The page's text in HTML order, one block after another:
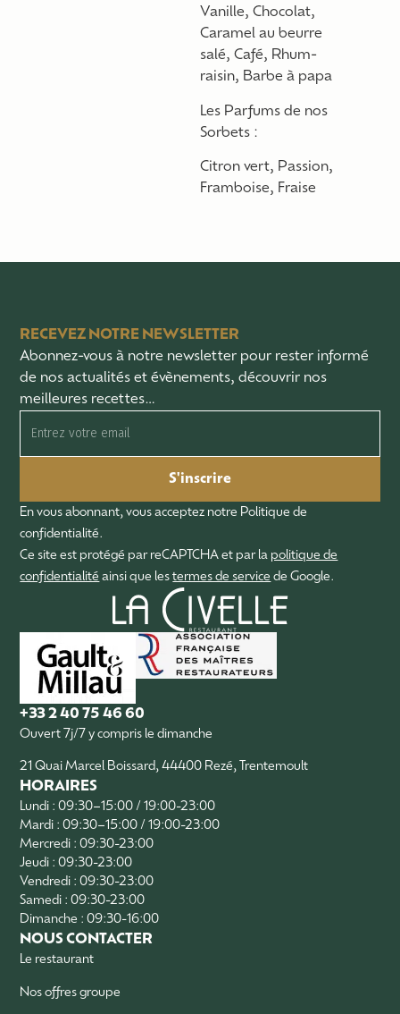
Vanille, Chocolat,
Caramel au beurre
salé, Café, Rhum-
raisin, Barbe à papa
Les Parfums de nos
Sorbets :
Citron vert, Passion,
Framboise, Fraise
RECEVEZ NOTRE NEWSLETTER
Abonnez-vous à notre newsletter pour rester informé
de nos actualités et évènements, découvrir nos
meilleures recettes…
S'inscrire
En vous abonnant, vous acceptez notre Politique de
confidentialité.
Ce site est protégé par reCAPTCHA et par la politique de
confidentialité ainsi que lestermes de service de Google.
+33 2 40 75 46 60
Ouvert 7j/7 y compris le dimanche
21 Quai Marcel Boissard, 44400 Rezé, Trentemoult
HORAIRES
Lundi : 09:30–15:00 / 19:00-23:00
Mardi : 09:30–15:00 / 19:00-23:00
Mercredi : 09:30-23:00
Jeudi : 09:30-23:00
Vendredi : 09:30-23:00
Samedi : 09:30-23:00
Dimanche : 09:30-16:00
NOUS CONTACTER
Le restaurant
Nos offres groupe